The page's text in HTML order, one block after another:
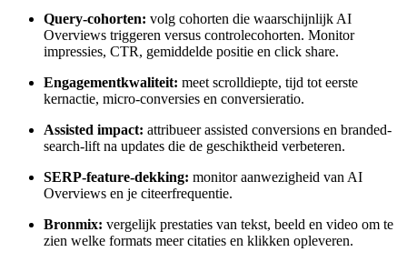
Query-cohorten: volg cohorten die waarschijnlijk AI
Overviews triggeren versus controlecohorten. Monitor
impressies, CTR, gemiddelde positie en click share.
Engagementkwaliteit: meet scrolldiepte, tijd tot eerste
kernactie, micro-conversies en conversieratio.
Assisted impact: attribueer assisted conversions en branded-
search-lift na updates die de geschiktheid verbeteren.
SERP-feature-dekking: monitor aanwezigheid van AI
Overviews en je citeerfrequentie.
Bronmix: vergelijk prestaties van tekst, beeld en video om te
zien welke formats meer citaties en klikken opleveren.